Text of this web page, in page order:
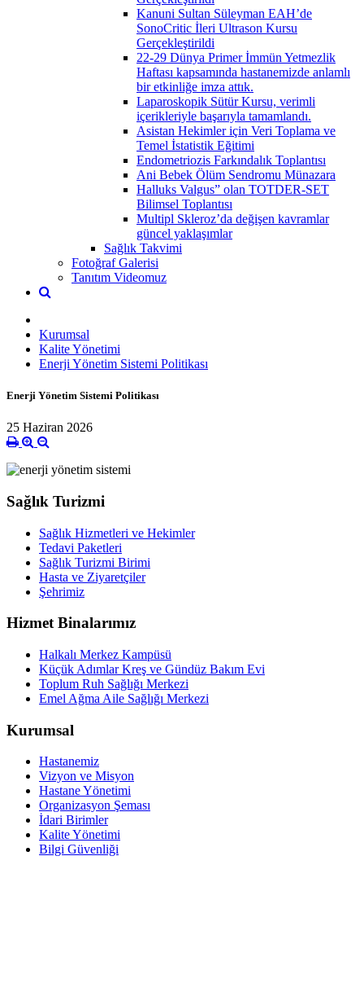
Kanuni Sultan Süleyman EAH’de
SonoCritic İleri Ultrason Kursu
Gerçekleştirildi
22-29 Dünya Primer İmmün Yetmezlik
Haftası kapsamında hastanemizde anlamlı
bir etkinliğe imza attık.
Laparoskopik Sütür Kursu, verimli
içerikleriyle başarıyla tamamlandı.
Asistan Hekimler için Veri Toplama ve
Temel İstatistik Eğitimi
Endometriozis Farkındalık Toplantısı
Ani Bebek Ölüm Sendromu Münazara
Halluks Valgus” olan TOTDER-SET
Bilimsel Toplantısı
Multipl Skleroz’da değişen kavramlar
güncel yaklaşımlar
Sağlık Takvimi
Fotoğraf Galerisi
Tanıtım Videomuz
Kurumsal
Kalite Yönetimi
Enerji Yönetim Sistemi Politikası
Enerji Yönetim Sistemi Politikası
25 Haziran 2026
Sağlık Turizmi
Sağlık Hizmetleri ve Hekimler
Tedavi Paketleri
Sağlık Turizmi Birimi
Hasta ve Ziyaretçiler
Şehrimiz
Hizmet Binalarımız
Halkalı Merkez Kampüsü
Küçük Adımlar Kreş ve Gündüz Bakım Evi
Toplum Ruh Sağlığı Merkezi
Emel Ağma Aile Sağlığı Merkezi
Kurumsal
Hastanemiz
Vizyon ve Misyon
Hastane Yönetimi
Organizasyon Şeması
İdari Birimler
Kalite Yönetimi
Bilgi Güvenliği